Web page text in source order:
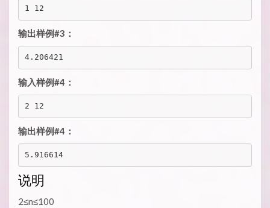
输出样例#3：
输入样例#4：
输出样例#4：
5.916614
说明
2≤n≤100